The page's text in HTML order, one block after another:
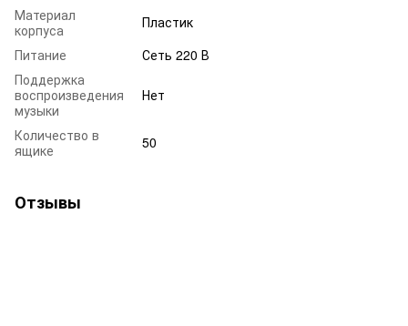
Материал
корпуса
Пластик
Питание
Сеть 220 В
Поддержка
воспроизведения
музыки
Нет
Количество в
ящике
50
Отзывы